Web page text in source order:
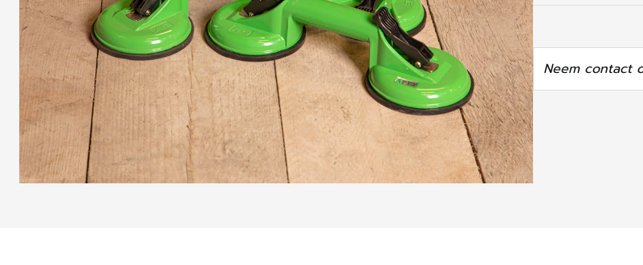
Neem contact